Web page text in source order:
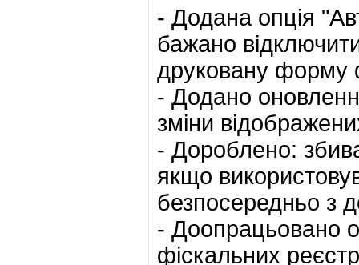
- Додана опція
бажано
друковану форму
- Додано
зміни
- Дороблено:
якщо
безпосередньо з
- Доопрацьовано
фіскальних